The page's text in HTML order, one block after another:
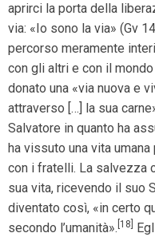
aprirci la porta della
via: «Io sono la via» (Gv
percorso meramente
con gli altri e con il
donato una «via nuova e
attraverso […] la sua
Salvatore in quanto ha
ha vissuto una vita
con i fratelli. La salvezza
sua vita, ricevendo il suo
diventato così, «in certo
secondo l’umanità». [18]